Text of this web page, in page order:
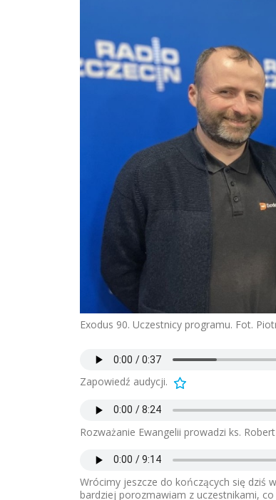
Exodus 90. Uczestnicy programu. Fot.
Zapowiedź audycji.
Rozważanie Ewangelii prowadzi ks.
Wrócimy jeszcze do kończących się dziś
bardziej porozmawiam z uczestnikami,